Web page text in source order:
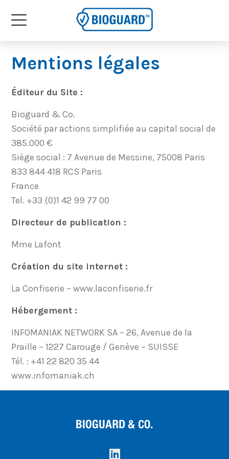
Mentions légales
Éditeur du Site :
Bioguard & Co.
Société par actions simplifiée au capital social de
385.000 €
Siège social : 7 Avenue de Messine, 75008 Paris
833 844 418 RCS Paris
France
Tel. +33 (0)1 42 99 77 00
Directeur de publication :
Mme Lafont
Création du site internet :
La Confiserie – www.laconfiserie.fr
Hébergement :
INFOMANIAK NETWORK SA – 26, Avenue de la
Praille – 1227 Carouge / Genève – SUISSE
Tél. : +41 22 820 35 44
www.infomaniak.ch